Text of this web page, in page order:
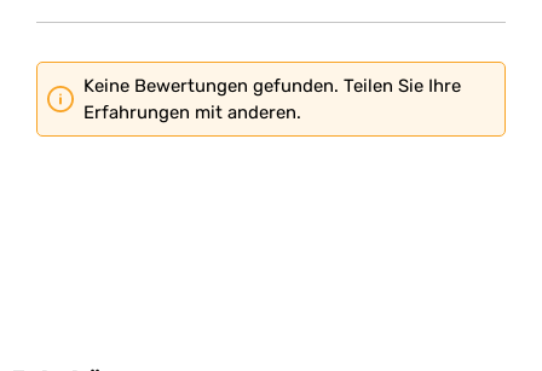
Keine Bewertungen gefunden. Teilen Sie Ihre
Erfahrungen mit anderen.